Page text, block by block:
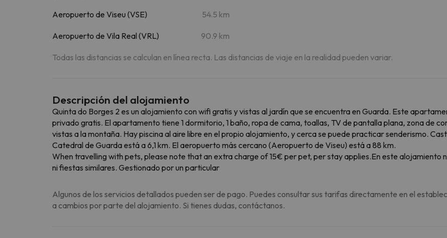
Aeropuerto de Viseu (VSE) 54.5 km
Aeropuerto de Vila Real (VRL) 90.9 km
Todas las distancias se calculan en línea recta. Las distancias de viaje en la realidad pueden variar.
Descripción del alojamiento
Quinta do Borges 2 es un alojamiento con wifi gratis y vistas al jardín que se encuentra en Guarda. Este
privado gratis. El apartamento tiene 1 dormitorio, 1 baño, ropa de cama, toallas, TV de pantalla plana, zona de
vistas a la montaña. Hay piscina al aire libre en el propio alojamiento, y cerca se puede practicar senderismo.
Catedral de Guarda está a 6,1 km. El aeropuerto más cercano (Aeropuerto de Viseu) está a 88 km.
When travelling with pets, please note that an extra charge of 15€ per pet, per stay applies.En este alojamiento
ni fiestas similares. Gestionado por un particular
Algunos de los servicios detallados pueden ser de pago. Puedes consultar sus tarifas directamente en el
a cambios por parte del alojamiento. Si tienes dudas, contáctanos.